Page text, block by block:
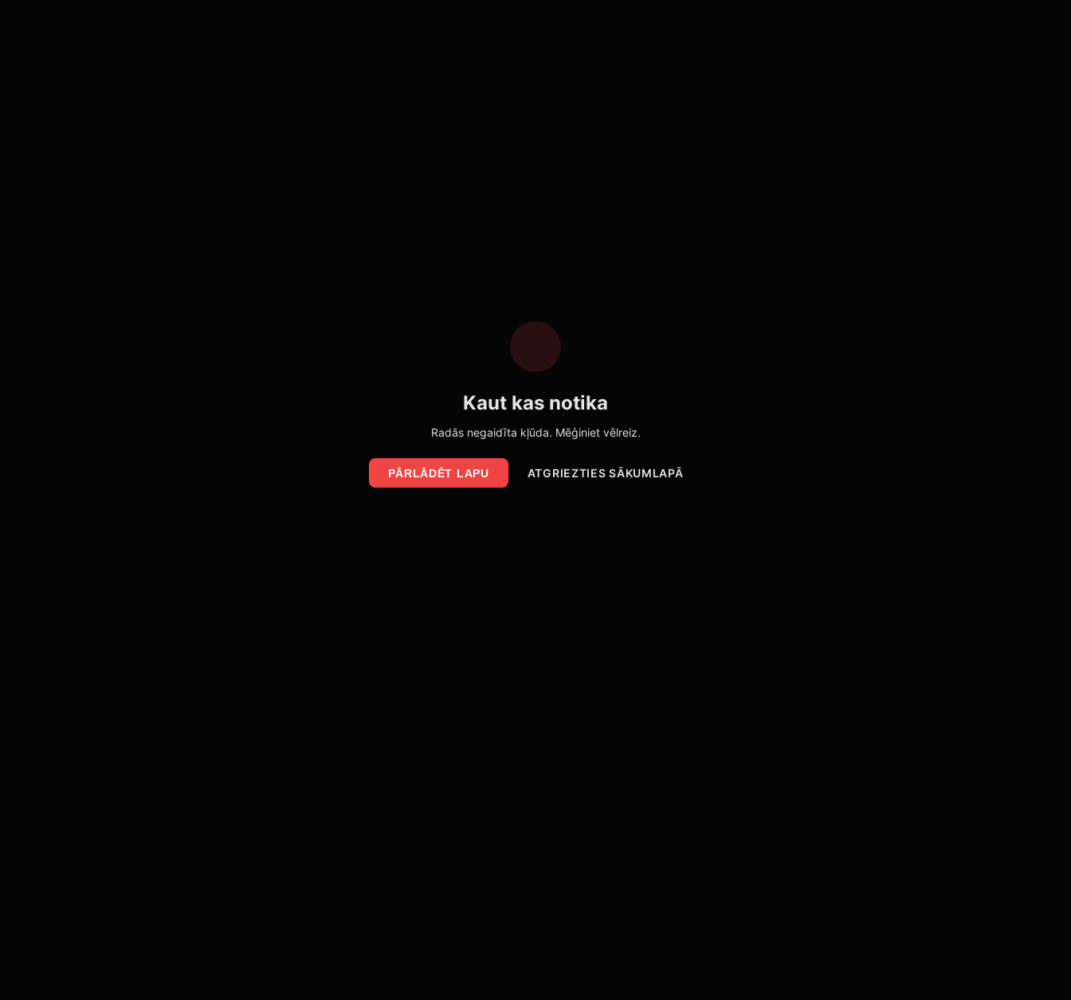
Kaut kas notika
Radās negaidīta kļūda. Mēģiniet vēlreiz.
PĀRLĀDĒT LAPU ATGRIEZTIES SĀKUMLAPĀ